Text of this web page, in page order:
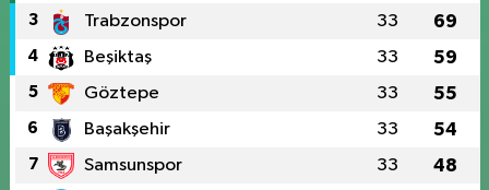
3 Trabzonspor 33 69
4 Beşiktaş 33 59
5 Göztepe 33 55
6 Başakşehir 33 54
7 Samsunspor 33 48